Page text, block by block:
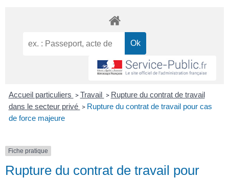
Accueil particuliers > Travail > Rupture du contrat de travail
dans le secteur privé > Rupture du contrat de travail pour cas
de force majeure
Fiche pratique
Rupture du contrat de travail pour